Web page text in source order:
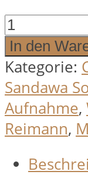
Sandawa
Sounds
Menge
In den
Kategorie:
Sandawa
Aufnahme,
Reimann,